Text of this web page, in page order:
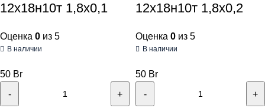
12х18н10т 1,8х0,1
Оценка 0 из 5
В наличии
50 Br
12х18н10т 1,8х0,2
Оценка 0 из 5
В наличии
50 Br